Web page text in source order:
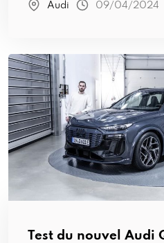
Audi 09/04/2024
Test du nouvel Audi